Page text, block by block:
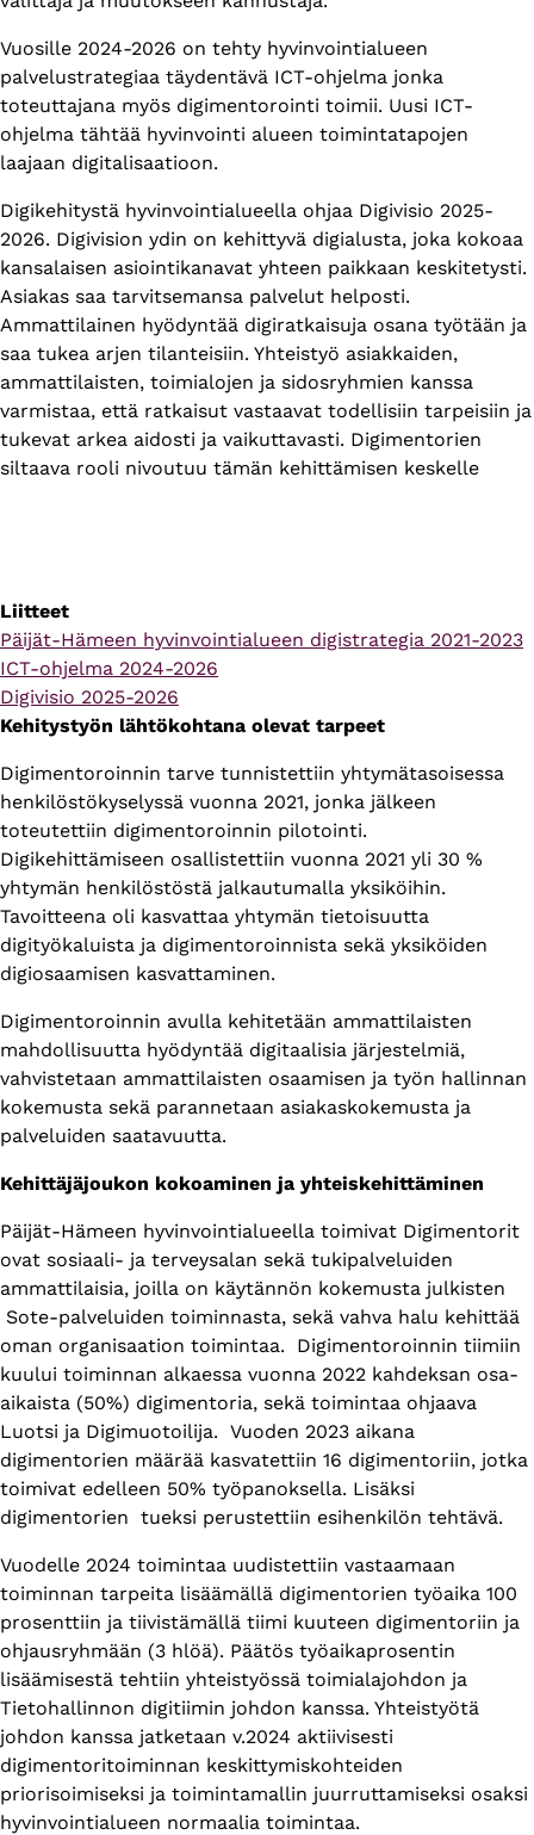
Vuosille 2024-2026 on tehty hyvinvointialueen
palvelustrategiaa täydentävä ICT-ohjelma jonka
toteuttajana myös digimentorointi toimii. Uusi ICT-
ohjelma tähtää hyvinvointi alueen toimintatapojen
laajaan digitalisaatioon.
Digikehitystä hyvinvointialueella ohjaa Digivisio 2025-
2026. Digivision ydin on kehittyvä digialusta, joka kokoaa
kansalaisen asiointikanavat yhteen paikkaan keskitetysti. ​
Asiakas saa tarvitsemansa palvelut helposti.
Ammattilainen hyödyntää digiratkaisuja osana työtään ja
saa tukea arjen tilanteisiin. ​Yhteistyö asiakkaiden,
ammattilaisten, toimialojen ja sidosryhmien kanssa
varmistaa, että ratkaisut vastaavat todellisiin tarpeisiin ja
tukevat arkea aidosti ja vaikuttavasti. ​Digimentorien
siltaava rooli nivoutuu tämän kehittämisen keskelle
Liitteet
Verkkosivun
osoite
Päijät-Hämeen hyvinvointialueen digistrategia 2021-2023
Verkkosivun
osoite
ICT-ohjelma 2024-2026
Verkkosivun
osoite
Digivisio 2025-2026
Kehitystyön lähtökohtana olevat tarpeet
Digimentoroinnin tarve tunnistettiin yhtymätasoisessa
henkilöstökyselyssä vuonna 2021, jonka jälkeen
toteutettiin digimentoroinnin pilotointi.
Digikehittämiseen osallistettiin vuonna 2021 yli 30 %
yhtymän henkilöstöstä jalkautumalla yksiköihin.
Tavoitteena oli kasvattaa yhtymän tietoisuutta
digityökaluista ja digimentoroinnista sekä yksiköiden
digiosaamisen kasvattaminen.
Digimentoroinnin avulla kehitetään ammattilaisten
mahdollisuutta hyödyntää digitaalisia järjestelmiä,
vahvistetaan ammattilaisten osaamisen ja työn hallinnan
kokemusta sekä parannetaan asiakaskokemusta ja
palveluiden saatavuutta.
Kehittäjäjoukon kokoaminen ja yhteiskehittäminen
Päijät-Hämeen hyvinvointialueella toimivat Digimentorit
ovat sosiaali- ja terveysalan sekä tukipalveluiden
ammattilaisia, joilla on käytännön kokemusta julkisten
Sote-palveluiden toiminnasta, sekä vahva halu kehittää
oman organisaation toimintaa. Digimentoroinnin tiimiin
kuului toiminnan alkaessa vuonna 2022 kahdeksan osa-
aikaista (50%) digimentoria, sekä toimintaa ohjaava
Luotsi ja Digimuotoilija. Vuoden 2023 aikana
digimentorien määrää kasvatettiin 16 digimentoriin, jotka
toimivat edelleen 50% työpanoksella. Lisäksi
digimentorien tueksi perustettiin esihenkilön tehtävä.
Vuodelle 2024 toimintaa uudistettiin vastaamaan
toiminnan tarpeita lisäämällä digimentorien työaika 100
prosenttiin ja tiivistämällä tiimi kuuteen digimentoriin ja
ohjausryhmään (3 hlöä). Päätös työaikaprosentin
lisäämisestä tehtiin yhteistyössä toimialajohdon ja
Tietohallinnon digitiimin johdon kanssa. Yhteistyötä
johdon kanssa jatketaan v.2024 aktiivisesti
digimentoritoiminnan keskittymiskohteiden
priorisoimiseksi ja toimintamallin juurruttamiseksi osaksi
hyvinvointialueen normaalia toimintaa.